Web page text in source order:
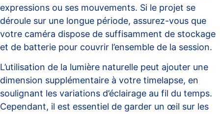
expressions ou ses mouvements. Si le projet se
déroule sur une longue période, assurez-vous que
votre caméra dispose de suffisamment de stockage
et de batterie pour couvrir l’ensemble de la session.
L’utilisation de la lumière naturelle peut ajouter une
dimension supplémentaire à votre timelapse, en
soulignant les variations d’éclairage au fil du temps.
Cependant, il est essentiel de garder un œil sur les